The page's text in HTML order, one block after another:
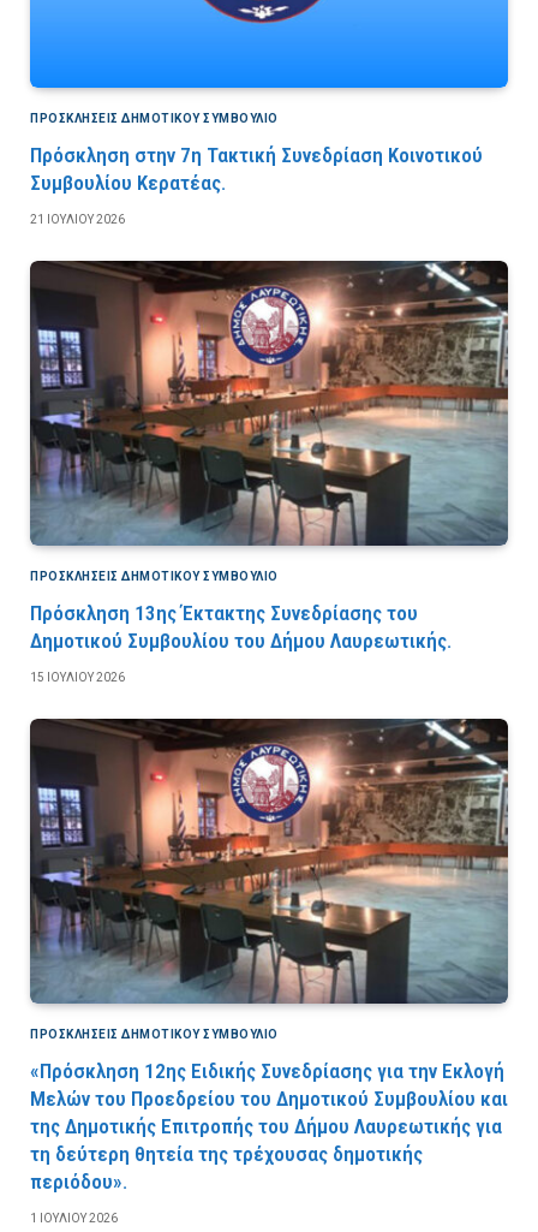
ΠΡΟΣΚΛΉΣΕΙΣ ΔΗΜΟΤΙΚΟΎ ΣΥΜΒΟΎΛΙΟ
Πρόσκληση στην 7η Τακτική Συνεδρίαση Κοινοτικού
Συμβουλίου Κερατέας.
21 ΙΟΥΛΊΟΥ 2026
ΠΡΟΣΚΛΉΣΕΙΣ ΔΗΜΟΤΙΚΟΎ ΣΥΜΒΟΎΛΙΟ
Πρόσκληση 13ης Έκτακτης Συνεδρίασης του
Δημοτικού Συμβουλίου του Δήμου Λαυρεωτικής.
15 ΙΟΥΛΊΟΥ 2026
ΠΡΟΣΚΛΉΣΕΙΣ ΔΗΜΟΤΙΚΟΎ ΣΥΜΒΟΎΛΙΟ
«Πρόσκληση 12ης Ειδικής Συνεδρίασης για την Εκλογή
Μελών του Προεδρείου του Δημοτικού Συμβουλίου και
της Δημοτικής Επιτροπής του Δήμου Λαυρεωτικής για
τη δεύτερη θητεία της τρέχουσας δημοτικής
περιόδου».
1 ΙΟΥΛΊΟΥ 2026